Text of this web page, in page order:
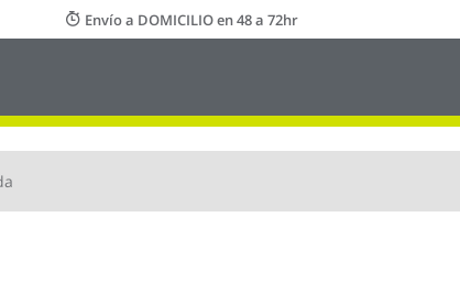
Envío a DOMICILIO en 48 a 72hr